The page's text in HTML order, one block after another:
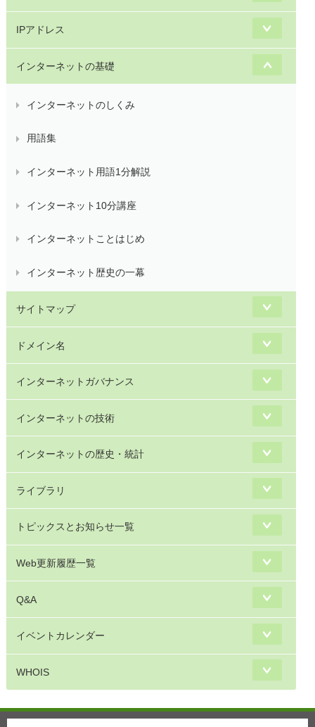
IPアドレス
インターネットの基礎
インターネットのしくみ
用語集
インターネット用語1分解説
インターネット10分講座
インターネットことはじめ
インターネット歴史の一幕
サイトマップ
ドメイン名
インターネットガバナンス
インターネットの技術
インターネットの歴史・統計
ライブラリ
トピックスとお知らせ一覧
Web更新履歴一覧
Q&A
イベントカレンダー
WHOIS